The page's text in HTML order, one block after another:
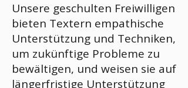
Unsere geschulten Freiwilligen
bieten Textern empathische
Unterstützung und Techniken,
um zukünftige Probleme zu
bewältigen, und weisen sie auf
längerfristige Unterstützung